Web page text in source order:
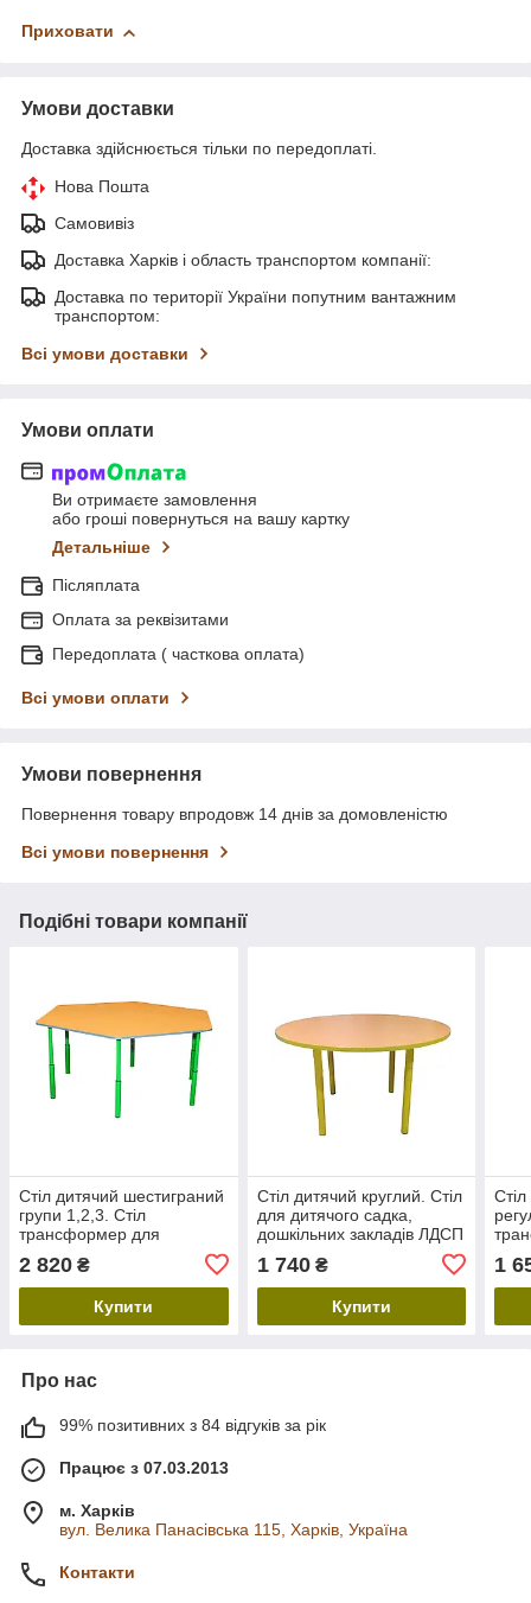
Приховати
Умови доставки
Доставка здійснюється тільки по передоплаті.
Нова Пошта
Самовивіз
Доставка Харків і область транспортом компанії:
Доставка по території України попутним вантажним
транспортом:
Всі умови доставки
Умови оплати
Ви отримаєте замовлення
або гроші повернуться на вашу картку
Детальніше
Післяплата
Оплата за реквізитами
Передоплата ( часткова оплата)
Всі умови оплати
Умови повернення
Повернення товару впродовж 14 днів за домовленістю
Всі умови повернення
Подібні товари компанії
Стіл дитячий шестиграний
групи 1,2,3. Стіл
трансформер для
2 820 ₴
Купити
Стіл дитячий круглий. Стіл
для дитячого садка,
дошкільних закладів ЛДСП
1 740₴
Купити
1
Про нас
99% позитивних з 84 відгуків за рік
Працює з 07.03.2013
м. Харків
вул. Велика Панасівська 115, Харків, Україна
Контакти